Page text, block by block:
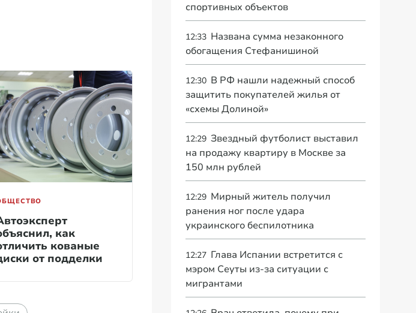
как
кованые
от подделки
спортивных объектов
12:33 Названа сумма незаконного
обогащения Стефанишиной
12:30 В РФ нашли надежный способ
защитить покупателей жилья от
«схемы Долиной»
12:29 Звездный футболист выставил
на продажу квартиру в Москве за
150 млн рублей
12:29 Мирный житель получил
ранения ног после удара
украинского беспилотника
12:27 Глава Испании встретится с
мэром Сеуты из-за ситуации с
мигрантами